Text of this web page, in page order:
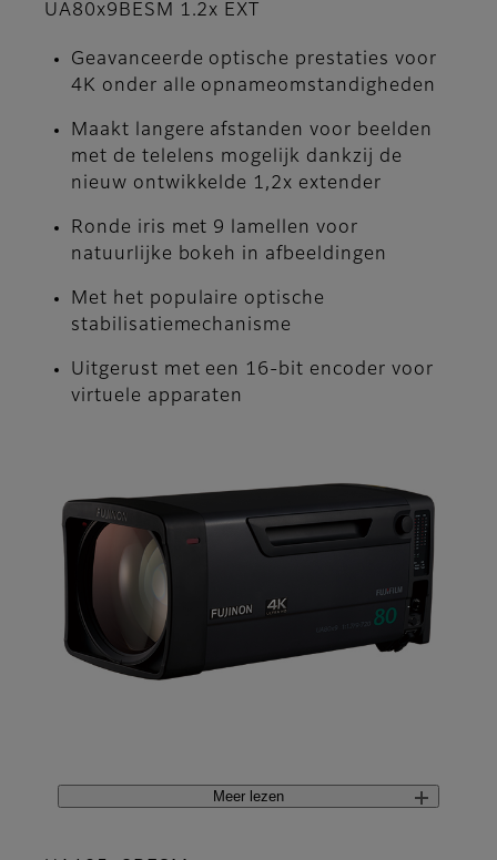
UA80x9BESM 1.2x EXT
Geavanceerde optische prestaties voor
4K onder alle opnameomstandigheden
Maakt langere afstanden voor beelden
met de telelens mogelijk dankzij de
nieuw ontwikkelde 1,2x extender
Ronde iris met 9 lamellen voor
natuurlijke bokeh in afbeeldingen
Met het populaire optische
stabilisatiemechanisme
Uitgerust met een 16-bit encoder voor
virtuele apparaten
Meer lezen